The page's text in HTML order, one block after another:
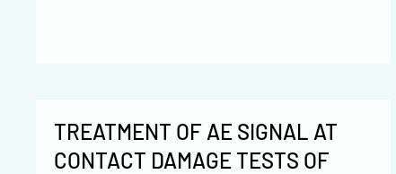
TREATMENT OF AE SIGNAL AT
CONTACT DAMAGE TESTS OF